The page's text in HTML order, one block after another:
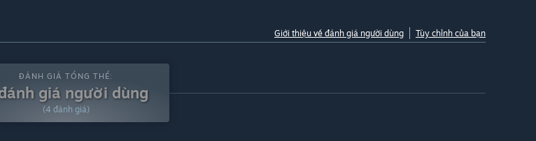
Giới thiệu về đánh giá người dùng Tùy chỉnh của bạn
ĐÁNH GIÁ TỔNG THỂ:
giá người dùng
(4 đánh giá)